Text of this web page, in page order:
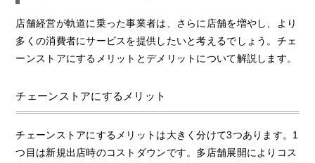
店舗経営が軌道に乗った事業者は、さらに店舗を増やし、より
多くの消費者にサービスを提供したいと考えるでしょう。チェ
ーンストアにするメリットとデメリットについて解説します。
チェーンストアにするメリット
チェーンストアにするメリットは大きく分けて3つあります。1
つ目は新規出店時のコストダウンです。多店舗展開によりコス